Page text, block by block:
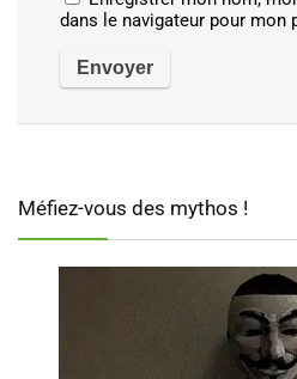
dans le navigateur pour mon
Méfiez-vous des mythos !